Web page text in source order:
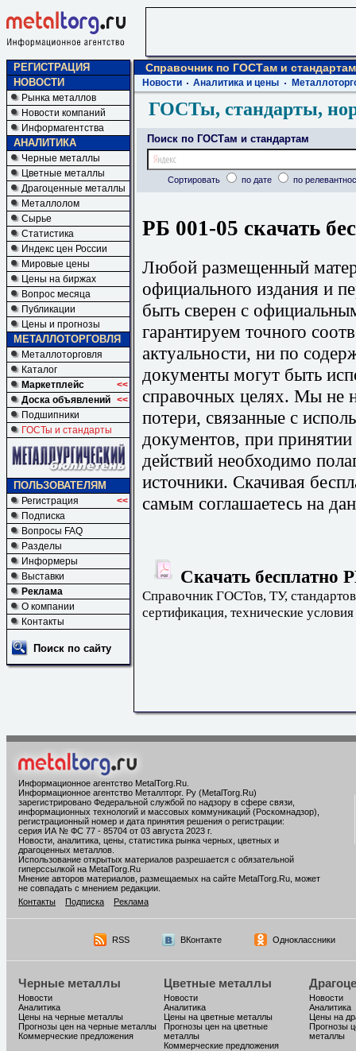
РЕГИСТРАЦИЯ
НОВОСТИ
Рынка металлов
Новости компаний
Информагентства
АНАЛИТИКА
Черные металлы
Цветные металлы
Драгоценные металлы
Металлолом
Сырье
Статистика
Индекс цен России
Мировые цены
Цены на биржах
Вопрос месяца
Публикации
Цены и прогнозы
МЕТАЛЛОТОРГОВЛЯ
Металлоторговля
Каталог
Маркетплейс
<<
Доска объявлений <<
Подшипники
ГОСТы и стандарты
ПОЛЬЗОВАТЕЛЯМ
Регистрация
<<
Подписка
Вопросы FAQ
Разделы
Информеры
Выставки
Реклама
О компании
Контакты
Поиск по сайту
Справочник по ГОСТам и стандартам
Новости Аналитика и цены
ГОСТы, стандарты,
Поиск по ГОСТам и стандартам
Сортировать по дате по
РБ 001-05 скачать
Любой размещенный
официального издания и
быть сверен с
гарантируем точного
актуальности, ни по
документы могут быть
справочных целях. Мы не
потери, связанные с
документов, при
действий необходимо
источники. Скачивая
самым соглашаетесь на
Скачать бесплатно
Справочник ГОСТов, ТУ,
сертификация, технические условия
Информационное агентство MetalTorg.Ru
Информационное агентство Металлторг. Ру (MetalTorg.Ru)
зарегистрировано Федеральной службой по надзору в сфере связи,
информационных технологий и массовых коммуникаций (Роскомнадзор),
регистрационный номер и дата принятия решения о регистрации:
серия ИА № ФС 77 - 85704 от 03 августа 2023 г.
Новости, аналитика, цены, статистика рынка черных, цветных и
драгоценных металлов.
Использование открытых материалов разрешается с обязательной
гиперссылкой на MetalTorg.Ru
Мнение авторов материалов, размещаемых на сайте MetalTorg.Ru, может
не совпадать с мнением редакции.
Контакты
Подписка Реклама
RSS ВКонтакте Одноклассники
Черные металлы
Новости
Аналитика
Цены на черные металлы
Прогнозы цен на черные металлы
Коммерческие предложения
Цветные металлы
Новости
Аналитика
Цены на цветные металлы
Прогнозы цен на цветные
металлы
Коммерческие предложения
Новости
Аналитика
Цены на
Прогнозы
металлы